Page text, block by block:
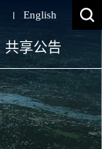
English
共享公告